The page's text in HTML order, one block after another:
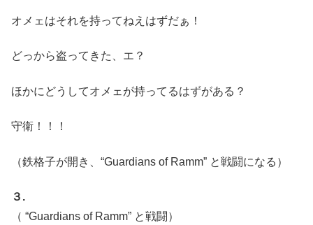
オメェはそれを持ってねえはずだぁ！
どっから盗ってきた、エ？
ほかにどうしてオメェが持ってるはずがある？
守衛！！！
（鉄格子が開き、“Guardians of Ramm” と戦闘になる）
３.
（ “Guardians of Ramm” と戦闘）